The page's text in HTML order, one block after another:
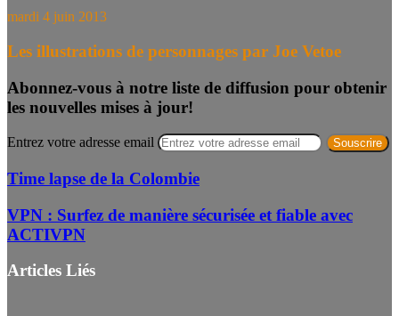
mardi 4 juin 2013
Les illustrations de personnages par Joe Vetoe
Abonnez-vous à notre liste de diffusion pour obtenir
les nouvelles mises à jour!
Entrez votre adresse email
Time lapse de la Colombie
VPN : Surfez de manière sécurisée et fiable avec
ACTIVPN
Articles Liés